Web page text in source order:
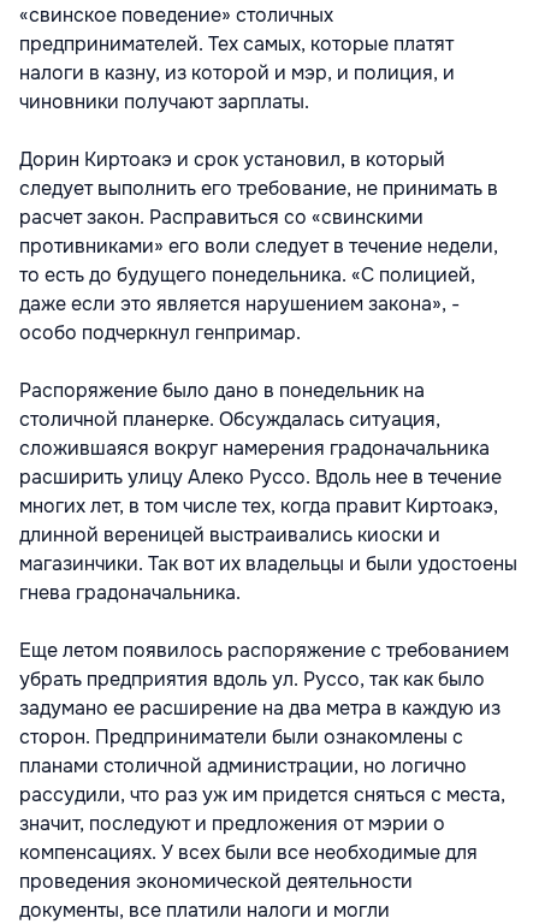
«свинское поведение» столичных
предпринимателей. Тех самых, которые платят
налоги в казну, из которой и мэр, и полиция, и
чиновники получают зарплаты.
Дорин Киртоакэ и срок установил, в который
следует выполнить его требование, не принимать в
расчет закон. Расправиться со «свинскими
противниками» его воли следует в течение недели,
то есть до будущего понедельника. «С полицией,
даже если это является нарушением закона», -
особо подчеркнул генпримар.
Распоряжение было дано в понедельник на
столичной планерке. Обсуждалась ситуация,
сложившаяся вокруг намерения градоначальника
расширить улицу Алеко Руссо. Вдоль нее в течение
многих лет, в том числе тех, когда правит Киртоакэ,
длинной вереницей выстраивались киоски и
магазинчики. Так вот их владельцы и были удостоены
гнева градоначальника.
Еще летом появилось распоряжение с требованием
убрать предприятия вдоль ул. Руссо, так как было
задумано ее расширение на два метра в каждую из
сторон. Предприниматели были ознакомлены с
планами столичной администрации, но логично
рассудили, что раз уж им придется сняться с места,
значит, последуют и предложения от мэрии о
компенсациях. У всех были все необходимые для
проведения экономической деятельности
документы, все платили налоги и могли